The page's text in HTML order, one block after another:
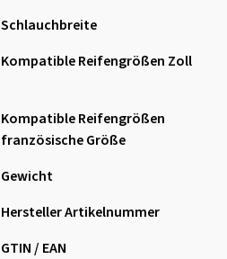
Schlauchbreite
Kompatible Reifengrößen Zoll
Kompatible Reifengrößen
französische Größe
Gewicht
Hersteller Artikelnummer
GTIN / EAN